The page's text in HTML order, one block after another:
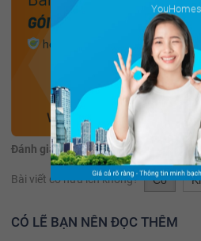
Đánh giá: (35 đánh giá)
Bài viết có hữu ích không? Có
CÓ LẼ BẠN NÊN ĐỌC THÊM